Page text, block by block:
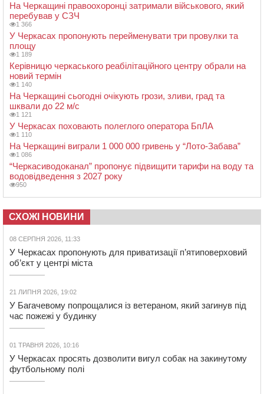
На Черкащині правоохоронці затримали військового, який
перебував у СЗЧ
1 366
У Черкасах пропонують перейменувати три провулки та
площу
1 189
Керівницю черкаського реабілітаційного центру обрали на
новий термін
1 140
На Черкащині сьогодні очікують грози, зливи, град та
шквали до 22 м/с
1 121
У Черкасах поховають полеглого оператора БпЛА
1 110
На Черкащині виграли 1 000 000 гривень у “Лото-Забава”
1 086
“Черкасиводоканал” пропонує підвищити тарифи на воду та
водовідведення з 2027 року
950
СХОЖІ НОВИНИ
08 СЕРПНЯ 2026, 11:33
У Черкасах пропонують для приватизації п’ятиповерховий
об’єкт у центрі міста
21 ЛИПНЯ 2026, 19:02
У Багачевому попрощалися із ветераном, який загинув під
час пожежі у будинку
01 ТРАВНЯ 2026, 10:16
У Черкасах просять дозволити вигул собак на закинутому
футбольному полі